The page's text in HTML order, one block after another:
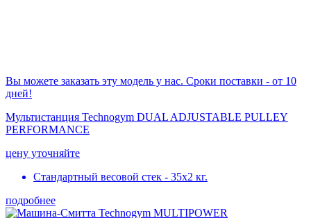
Вы можете заказать эту модель у нас. Сроки поставки - от 10
дней!
Мультистанция Technogym DUAL ADJUSTABLE PULLEY
PERFORMANCE
цену уточняйте
Стандартный весовой стек - 35х2 кг.
подробнее